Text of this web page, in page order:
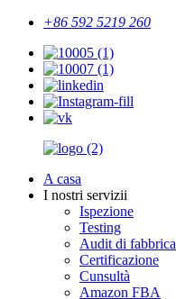
+86 592 5219 260
A casa
I nostri servizii
Ispezione
Testing
Audit di fabbrica
Certificazione
Cunsultà
Amazon FBA